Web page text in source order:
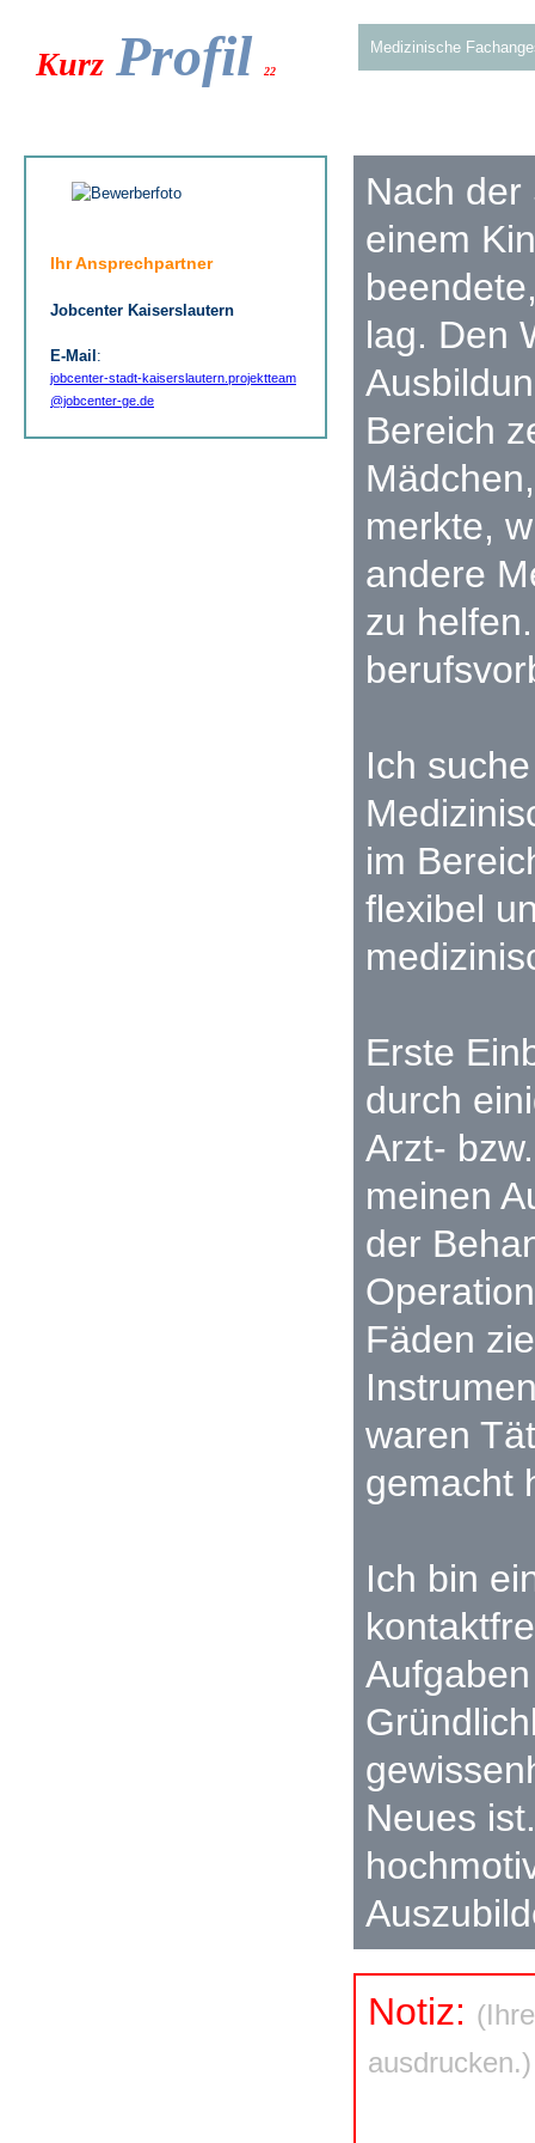
Kurz Profil 22
Medizinische
Ihr Ansprechpartner
Jobcenter Kaiserslautern
E-Mail :
jobcenter-stadt-kaiserslautern.projektteam
@jobcenter-ge.de
Nach der
einem
lag. Den
Bereich
merkte,
andere
zu
Ich
im
flexibel
Erste
durch
Arzt-
meinen
der
Fäden
waren
gemacht
Ich bin
Neues
Notiz:
ausdrucken.)